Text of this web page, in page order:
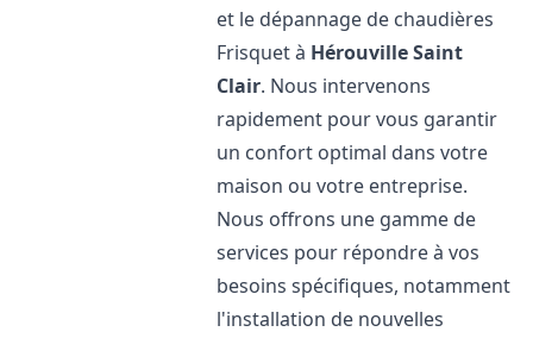
et le dépannage de chaudières
Frisquet à Hérouville Saint
Clair. Nous intervenons
rapidement pour vous garantir
un confort optimal dans votre
maison ou votre entreprise.
Nous offrons une gamme de
services pour répondre à vos
besoins spécifiques, notamment
l'installation de nouvelles